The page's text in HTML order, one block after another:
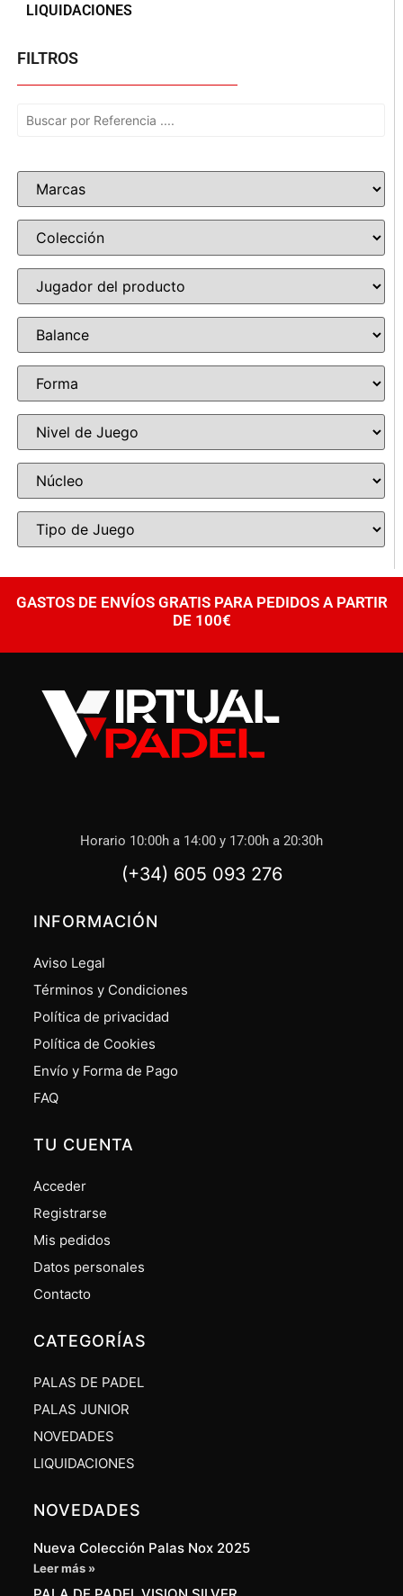
LIQUIDACIONES
FILTROS
GASTOS DE ENVÍOS GRATIS PARA PEDIDOS A PARTIR
DE 100€
Horario 10:00h a 14:00 y 17:00h a 20:30h
(+34) 605 093 276
INFORMACIÓN
Aviso Legal
Términos y Condiciones
Política de privacidad
Política de Cookies
Envío y Forma de Pago
FAQ
TU CUENTA
Acceder
Registrarse
Mis pedidos
Datos personales
Contacto
CATEGORÍAS
PALAS DE PADEL
PALAS JUNIOR
NOVEDADES
LIQUIDACIONES
NOVEDADES
Nueva Colección Palas Nox 2025
Leer más »